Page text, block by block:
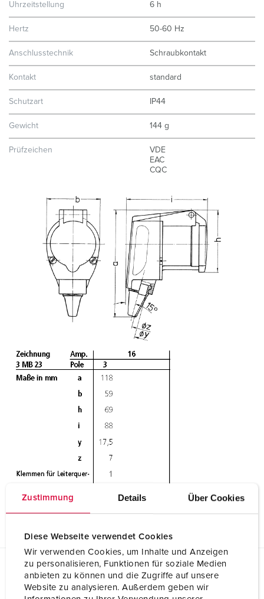
Zustimmung Details Über Cookies
Diese Webseite verwendet Cookies
Wir verwenden Cookies, um Inhalte und Anzeigen
zu personalisieren, Funktionen für soziale Medien
anbieten zu können und die Zugriffe auf unsere
Website zu analysieren. Außerdem geben wir
Uhrzeitstellung 6 h
Hertz 50-60 Hz
Anschlusstechnik Schraubkontakt
Kontakt standard
Schutzart IP44
Gewicht 144 g
Prüfzeichen
VDE
EAC
CQC
Planungsdaten & Downloads
Winkelkupplung 1438